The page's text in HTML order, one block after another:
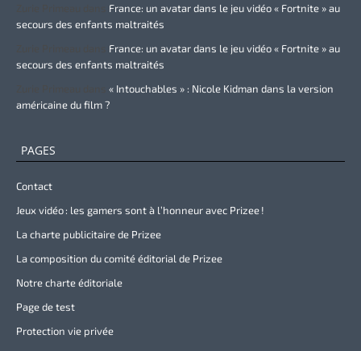
France: un avatar dans le jeu vidéo « Fortnite » au
secours des enfants maltraités
France: un avatar dans le jeu vidéo « Fortnite » au
secours des enfants maltraités
« Intouchables » : Nicole Kidman dans la version
américaine du film ?
PAGES
Contact
Jeux vidéo : les gamers sont à l’honneur avec Prizee !
La charte publicitaire de Prizee
La composition du comité éditorial de Prizee
Notre charte éditoriale
Page de test
Protection vie privée